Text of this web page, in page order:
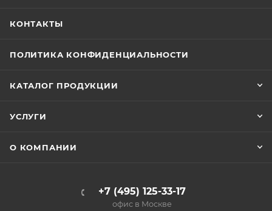
КОНТАКТЫ
ПОЛИТИКА КОНФИДЕНЦИАЛЬНОСТИ
КАТАЛОГ ПРОДУКЦИИ
УСЛУГИ
О КОМПАНИИ
+7 (495) 125-33-17
офис в Москве